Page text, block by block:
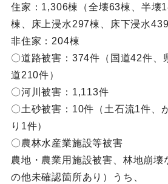
住家：1,306棟（全壊63棟、半壊
棟、床上浸水297棟、床下浸水439
非住家：204棟
〇道路被害：374件（国道42件、
道210件）
〇河川被害：1,113件
〇土砂被害：10件（土石流1件、
り1件）
〇農林水産業施設等被害
農地・農業用施設被害、林地崩壊
の他未確認箇所あり）うち、